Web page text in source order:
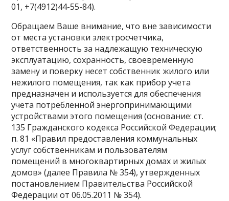
01, +7(4912)44-55-84).
Обращаем Ваше внимание, что вне зависимости
от места установки электросчетчика,
ответственность за надлежащую техническую
эксплуатацию, сохранность, своевременную
замену и поверку несет собственник жилого или
нежилого помещения, так как прибор учета
предназначен и используется для обеспечения
учета потребленной энергопринимающими
устройствами этого помещения (основание: ст.
135 Гражданского кодекса Российской Федерации;
п. 81 «Правил предоставления коммунальных
услуг собственникам и пользователям
помещений в многоквартирных домах и жилых
домов» (далее Правила № 354), утвержденных
постановлением Правительства Российской
Федерации от 06.05.2011 № 354).